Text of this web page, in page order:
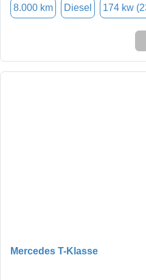
8.000 km Diesel 174 kw
Mercedes T-Klasse